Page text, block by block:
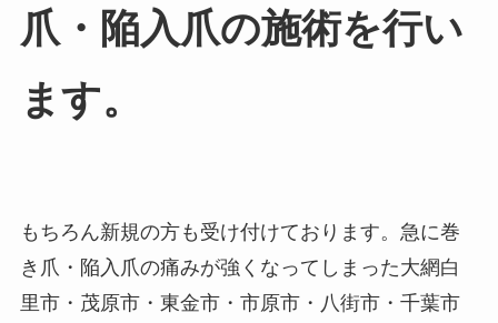
爪・陥入爪の施術を行い
ます。
もちろん新規の方も受け付けております。急に巻
き爪・陥入爪の痛みが強くなってしまった大網白
里市・茂原市・東金市・市原市・八街市・千葉市